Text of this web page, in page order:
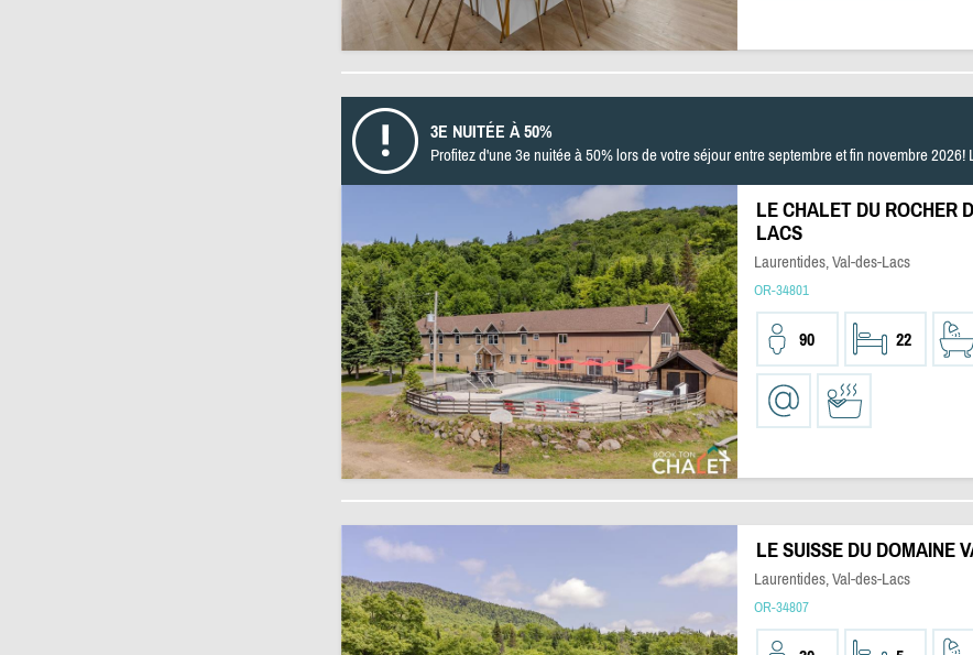
3E NUITÉE À 50%
Profitez d'une 3e nuitée à 50% lors de votre séjour entre septembre et fin novembre
LE CHALET DU ROCHER
LACS
Laurentides, Val-des-Lacs
OR-34801
90 22
LE SUISSE DU DOMAINE
Laurentides, Val-des-Lacs
OR-34807